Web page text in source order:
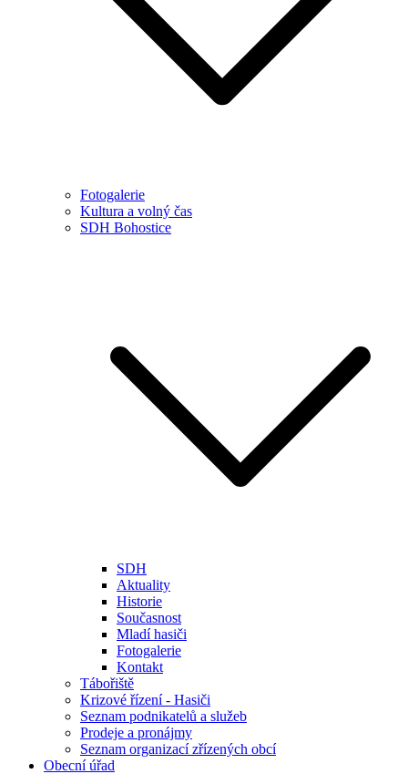
Fotogalerie
Kultura a volný čas
SDH Bohostice
SDH
Aktuality
Historie
Současnost
Mladí hasiči
Fotogalerie
Kontakt
Tábořiště
Krizové řízení - Hasiči
Seznam podnikatelů a služeb
Prodeje a pronájmy
Seznam organizací zřízených obcí
Obecní úřad